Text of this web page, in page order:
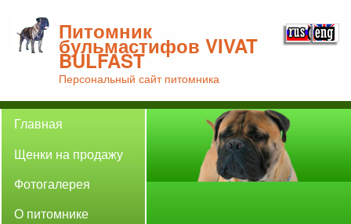
Питомник
бульмастифов VIVAT
BULFAST
Персональный сайт питомника
Главная
Щенки на продажу
Фотогалерея
О питомнике